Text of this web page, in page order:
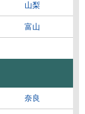
山梨
富山
奈良